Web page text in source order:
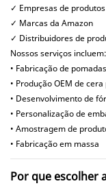
✓ Empresas de
✓ Marcas da Amazon
✓ Distribuidores de
Nossos serviços incluem:
• Fabricação de
• Produção OEM de
• Desenvolvimento de
• Personalização de
• Amostragem de
• Fabricação em massa
Por que escolher